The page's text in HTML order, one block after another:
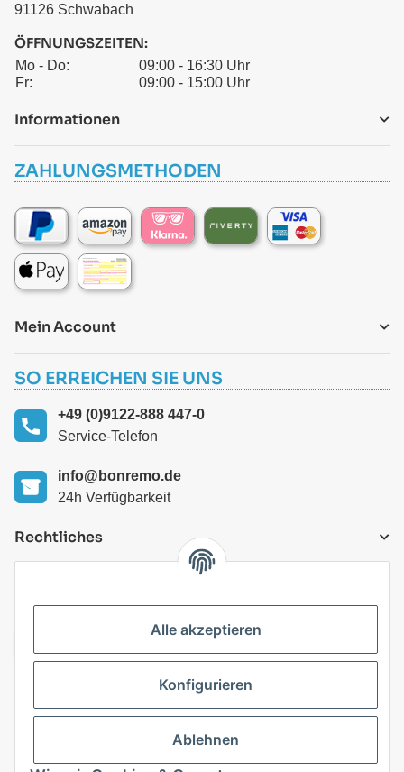
91126 Schwabach
ÖFFNUNGSZEITEN:
Mo - Do:
09:00 - 16:30 Uhr
Fr:
09:00 - 15:00 Uhr
Informationen
ZAHLUNGSMETHODEN
Mein Account
SO ERREICHEN SIE UNS
+49 (0)9122-888 447-0
Service-Telefon
info@bonremo.de
24h Verfügbarkeit
Rechtliches
Vertrag widerrufen
Alle akzeptieren
Konfigurieren
Ablehnen